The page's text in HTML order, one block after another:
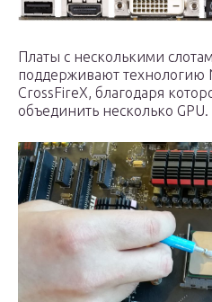
Платы с несколькими
поддерживают технологию
CrossFireX, благодаря
объединить несколько GPU.